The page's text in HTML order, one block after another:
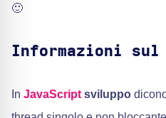
🙂
Informazioni sul
In JavaScript sviluppo